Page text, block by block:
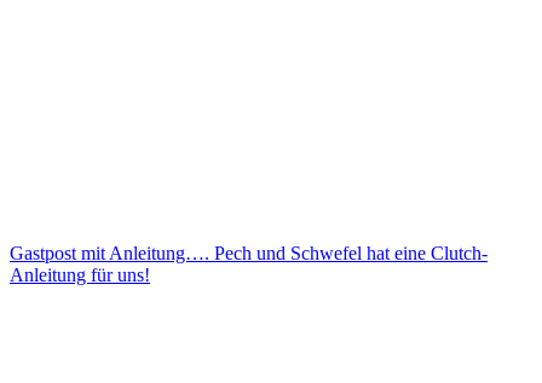
Gastpost mit Anleitung…. Pech und Schwefel hat eine Clutch-
Anleitung für uns!